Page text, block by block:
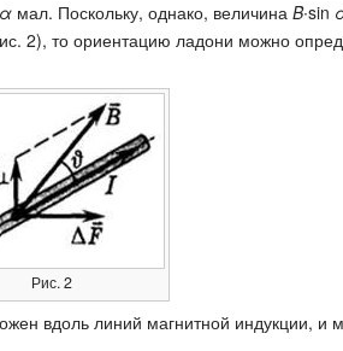
α мал. Поскольку, однако, величина B∙sin
2), то ориентацию ладони можно
Рис. 2
вдоль линий магнитной индукции, и